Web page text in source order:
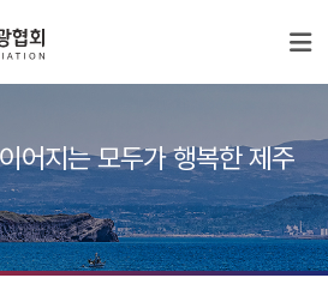
어지는 모두가 행복한 제주